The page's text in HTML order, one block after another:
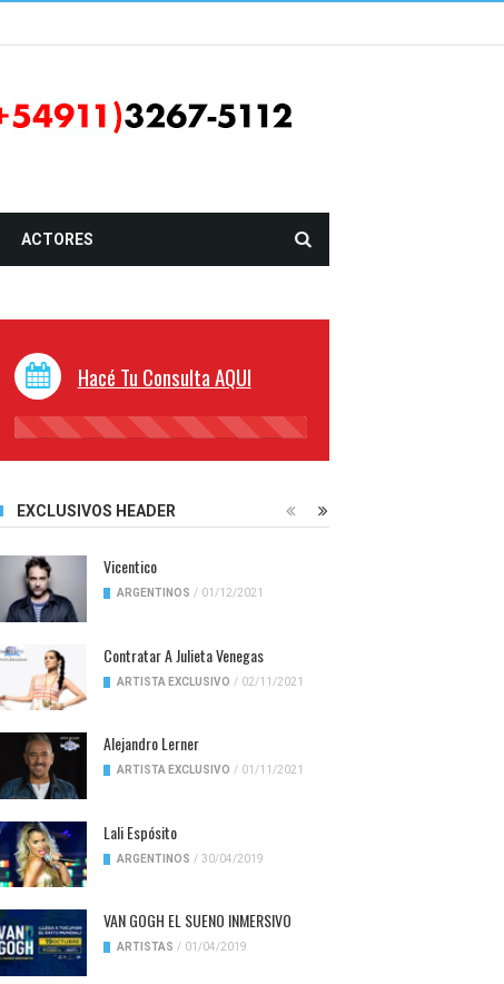
ACTORES
Hacé Tu Consulta AQUI
45%
EXCLUSIVOS HEADER
Vicentico
ARGENTINOS / 01/12/2021
Contratar A Julieta Venegas
ARTISTA EXCLUSIVO / 02/11/2021
Alejandro Lerner
ARTISTA EXCLUSIVO / 01/11/2021
Lali Espósito
ARGENTINOS / 30/04/2019
VAN GOGH EL SUENO INMERSIVO
ARTISTAS / 01/04/2019